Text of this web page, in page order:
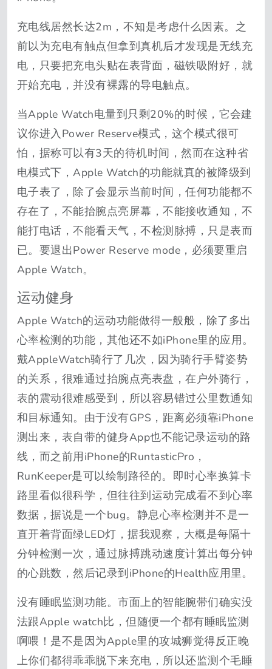
充电线居然长达2m，不知是考虑什么因素。之
前以为充电有触点但拿到真机后才发现是无线充
电，只要把充电头贴在表背面，磁铁吸附好，就
开始充电，并没有裸露的导电触点。
当Apple Watch电量到只剩20%的时候，它会建
议你进入Power Reserve模式，这个模式很可
怕，据称可以有3天的待机时间，然而在这种省
电模式下，Apple Watch的功能就真的被降级到
电子表了，除了会显示当前时间，任何功能都不
存在了，不能抬腕点亮屏幕，不能接收通知，不
能打电话，不能看天气，不检测脉搏，只是表而
已。要退出Power Reserve mode，必须要重启
Apple Watch。
运动健身
Apple Watch的运动功能做得一般般，除了多出
心率检测的功能，其他还不如iPhone里的应用。
戴AppleWatch骑行了几次，因为骑行手臂姿势
的关系，很难通过抬腕点亮表盘，在户外骑行，
表的震动很难感受到，所以容易错过公里数通知
和目标通知。由于没有GPS，距离必须靠iPhone
测出来，表自带的健身App也不能记录运动的路
线，而之前用iPhone的RuntasticPro，
RunKeeper是可以绘制路径的。即时心率换算卡
路里看似很科学，但往往到运动完成看不到心率
数据，据说是一个bug。静息心率检测并不是一
直开着背面绿LED灯，据我观察，大概是每隔十
分钟检测一次，通过脉搏跳动速度计算出每分钟
的心跳数，然后记录到iPhone的Health应用里。
没有睡眠监测功能。市面上的智能腕带们确实没
法跟Apple watch比，但随便一个都有睡眠监测
啊喂！是不是因为Apple里的攻城狮觉得反正晚
上你们都得乖乖脱下来充电，所以还监测个毛睡